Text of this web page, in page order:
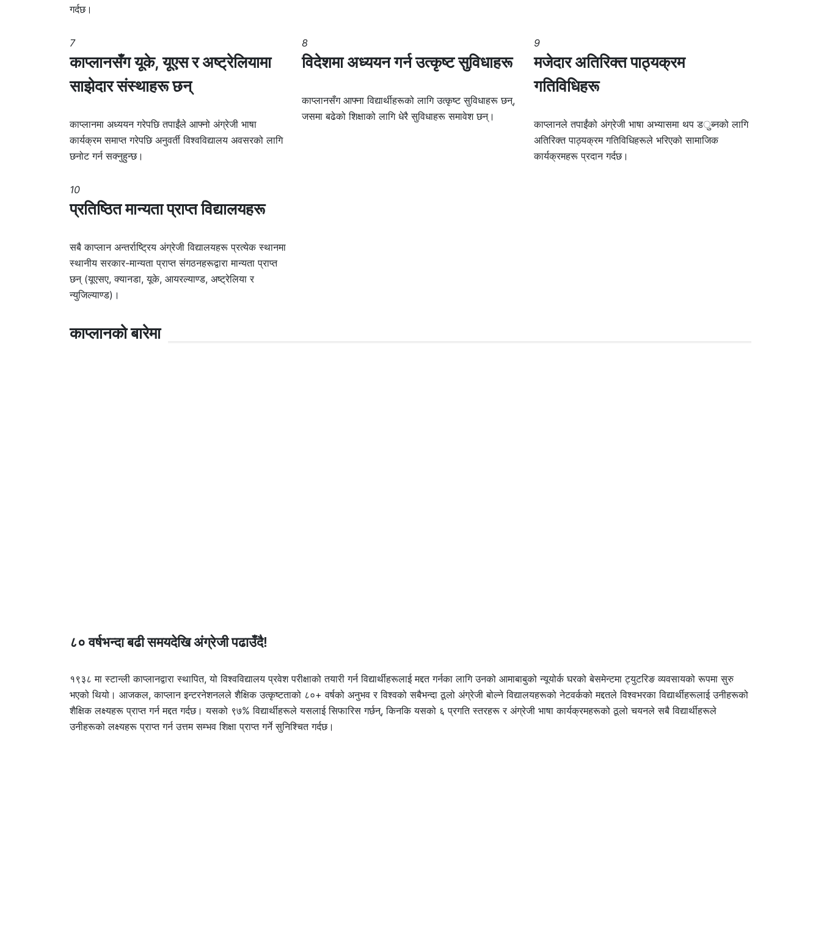
गर्दछ।
7
काप्लानसँग यूके, यूएस र अष्ट्रेलियामा
साझेदार संस्थाहरू छन्
काप्लानमा अध्ययन गरेपछि तपाईंले आफ्नो अंग्रेजी भाषा
कार्यक्रम समाप्त गरेपछि अनुवर्ती विश्वविद्यालय अवसरको लागि
छनोट गर्न सक्नुहुन्छ।
8
विदेशमा अध्ययन गर्न उत्कृष्ट सुविधाहरू
काप्लानसँग आफ्ना विद्यार्थीहरूको लागि उत्कृष्ट सुविधाहरू छन्,
जसमा बढेको शिक्षाको लागि धेरै सुविधाहरू समावेश छन्।
9
मजेदार अतिरिक्त पाठ्यक्रम
गतिविधिहरू
काप्लानले तपाईंको अंग्रेजी भाषा अभ्यासमा थप डुब्नको लागि
अतिरिक्त पाठ्यक्रम गतिविधिहरूले भरिएको सामाजिक
कार्यक्रमहरू प्रदान गर्दछ।
10
प्रतिष्ठित मान्यता प्राप्त विद्यालयहरू
सबै काप्लान अन्तर्राष्ट्रिय अंग्रेजी विद्यालयहरू प्रत्येक स्थानमा
स्थानीय सरकार-मान्यता प्राप्त संगठनहरूद्वारा मान्यता प्राप्त
छन् (यूएसए, क्यानडा, यूके, आयरल्याण्ड, अष्ट्रेलिया र
न्युजिल्याण्ड)।
काप्लानको बारेमा
८० वर्षभन्दा बढी समयदेखि अंग्रेजी पढाउँदै!
१९३८ मा स्टान्ली काप्लानद्वारा स्थापित, यो विश्वविद्यालय प्रवेश परीक्षाको तयारी गर्न विद्यार्थीहरूलाई मद्दत गर्नका लागि उनको आमाबाबुको न्यूयोर्क घरको बेसमेन्टमा ट्युटरिङ व्यवसायको रूपमा सुरु
भएको थियो। आजकल, काप्लान इन्टरनेशनलले शैक्षिक उत्कृष्टताको ८०+ वर्षको अनुभव र विश्वको सबैभन्दा ठूलो अंग्रेजी बोल्ने विद्यालयहरूको नेटवर्कको मद्दतले विश्वभरका विद्यार्थीहरूलाई उनीहरूको
शैक्षिक लक्ष्यहरू प्राप्त गर्न मद्दत गर्दछ। यसको ९७% विद्यार्थीहरूले यसलाई सिफारिस गर्छन्, किनकि यसको ६ प्रगति स्तरहरू र अंग्रेजी भाषा कार्यक्रमहरूको ठूलो चयनले सबै विद्यार्थीहरूले
उनीहरूको लक्ष्यहरू प्राप्त गर्न उत्तम सम्भव शिक्षा प्राप्त गर्ने सुनिश्चित गर्दछ।